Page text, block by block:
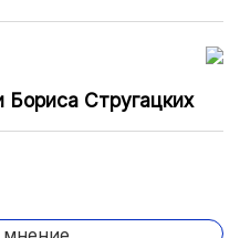
Бориса Стругацких